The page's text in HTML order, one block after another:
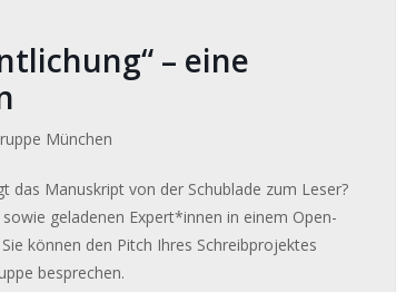
– eine
München
das Manuskript von der Schublade zum Leser?
geladenen Expert*innen in einem Open-
können den Pitch Ihres Schreibprojektes
besprechen.